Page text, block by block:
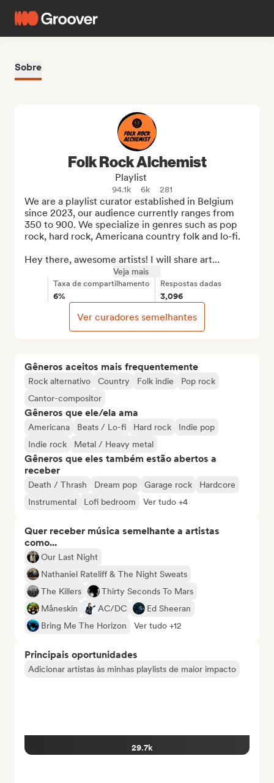
Sobre
Gêneros aceitos mais frequentemente
Rock alternativo Country Folk indie
Pop rock
Cantor-compositor
Gêneros que ele/ela ama
Americana Beats / Lo-fi Hard rock
Indie pop
Indie rock
Metal / Heavy metal
Gêneros que eles também estão abertos a
receber
Death / Thrash Dream pop Garage rock
Hardcore
Instrumental
Lofi bedroom Ver tudo +4
Quer receber música semelhante a artistas
como...
Our Last Night
Nathaniel Rateliff & The Night Sweats
The Killers
Thirty Seconds To Mars
Måneskin
AC/DC
Ed Sheeran
Bring Me The Horizon
Ver tudo +12
Principais oportunidades
Adicionar artistas às minhas playlists de maior impacto
29.7k
Folk Rock Alchemist
Playlist
94.1k 6k 281
We are a playlist curator established in Belgium
since 2023, our audience currently ranges from
350 to 900. We specialize in genres such as pop
rock, hard rock, Americana country folk and lo-fi.
Hey there, awesome artists! I will share art...
Veja mais
Taxa de compartilhamento
6%
Respostas dadas
3,096
Ver curadores semelhantes